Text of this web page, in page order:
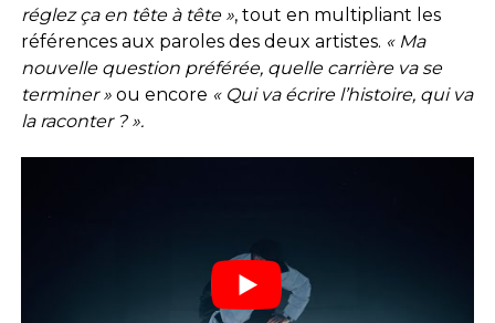
réglez ça en tête à tête », tout en multipliant les
références aux paroles des deux artistes. « Ma
nouvelle question préférée, quelle carrière va se
terminer » ou encore « Qui va écrire l’histoire, qui va
la raconter ? ».